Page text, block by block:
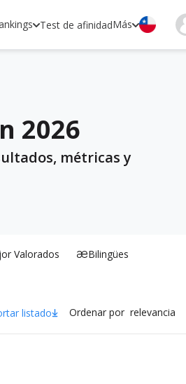
Test de afinidadMás
2026
métricas y
Valorados Bilingües
listado Ordenar por